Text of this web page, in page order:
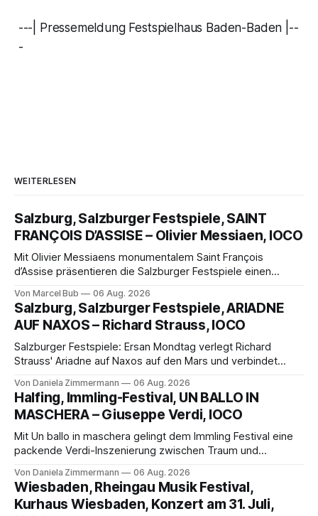
---| Pressemeldung Festspielhaus Baden-Baden |--
-
WEITERLESEN
Salzburg, Salzburger Festspiele, SAINT
FRANÇOIS D’ASSISE – Olivier Messiaen, IOCO
Mit Olivier Messiaens monumentalem Saint François
d’Assise präsentieren die Salzburger Festspiele einen
eine bildgewaltige Inszenierung, Maxime Pascal entfaltet
die komplexe Partitur eindrucksvoll, Philippe Sly berührt als
Franziskus.
Von Marcel Bub 06 Aug. 2026
Salzburg, Salzburger Festspiele, ARIADNE
AUF NAXOS – Richard Strauss, IOCO
Salzburger Festspiele: Ersan Mondtag verlegt Richard
Strauss' Ariadne auf Naxos auf den Mars und verbindet
Aufführung mit starken Solisten und den Wiener
Philharmonikern, szenisch bleibt der zweite Akt jedoch
hinter den Erwartungen zurück.
Von Daniela Zimmermann 06 Aug. 2026
Halfing, Immling-Festival, UN BALLO IN
MASCHERA – Giuseppe Verdi, IOCO
Mit Un ballo in maschera gelingt dem Immling Festival eine
packende Verdi-Inszenierung zwischen Traum und
psychologische Tiefe mit starken Bildern, getragen von
einem spielfreudigen Ensemble und einer musikalisch
überzeugenden Gesamtleistung.
Von Daniela Zimmermann 06 Aug. 2026
Wiesbaden, Rheingau Musik Festival,
Kurhaus Wiesbaden, Konzert am 31. Juli,